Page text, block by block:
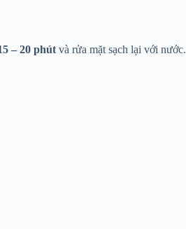
– 20 phút và rửa mặt sạch lại với nước.